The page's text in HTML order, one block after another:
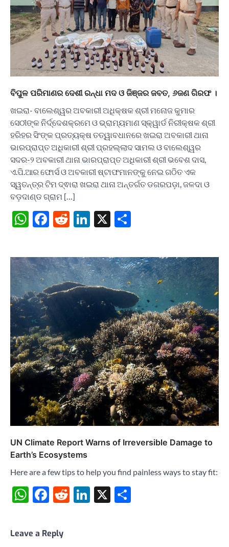
ବିପୁଳ ପରିମାଣର ଦେଶୀ ରନ୍ଧା ମଦ ଓ ଜିଞ୍ଜର ଜବତ, ୬ଜଣ ଗିରଫ ।
ଖଇରା- ବାଲେଶ୍ୱର ଅବକାରୀ ଅଧିକ୍ଷକ ଶ୍ରୀ ମନୋଜ କୁମାର
ସେଠୀଙ୍କ ନିର୍ଦ୍ଦେଶକ୍ରମେ ଓ ଭ୍ରାମ୍ୟମାଣ ସ୍କ୍ୱାର୍ଡ ନିରୀକ୍ଷକ ଶ୍ରୀ
ହରିହର ସିଂଙ୍କ ପ୍ରତ୍ୟକ୍ଷ ତତ୍ୱାବଧାନରେ ଖଇରା ଅବକାରୀ ଥାନା
ଭାରପ୍ରାପ୍ତ ଅଧିକାରୀ ଶ୍ରୀ ପ୍ରହଲ୍ଲାଦ ସାମଲ ଓ ବାଲେଶ୍ୱର
ସଦର-୨ ଅବକାରୀ ଥାନା ଭାରପ୍ରାପ୍ତ ଅଧିକାରୀ ଶ୍ରୀ ଭବେଶ ଦାସ,
ଏ.ପି.ଆର ଫୋର୍ସ ଓ ଅବକାରୀ ଷ୍ଟାଫମାନଙ୍କୁ ନେଇ ଗଠିତ ଏକ
ସ୍ୱତନ୍ତ୍ର ଟିମ ଦ୍ଵାରା ଖଇରା ଥାନା ଅନ୍ତର୍ଗତ ଡଗରପଡ଼ା, ଜଳଦା ଓ
ବଡ଼ଦାଣ୍ଡ ଗ୍ରାମ […]
WhatsApp
Facebook
RedditLinkedIn
X
UN Climate Report Warns of Irreversible Damage to
Earth’s Ecosystems
Here are a few tips to help you find painless ways to stay fit:
WhatsApp
Facebook
RedditLinkedIn
X
Leave a Reply